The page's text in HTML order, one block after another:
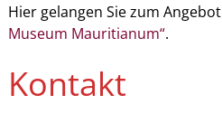
Hier gelangen Sie zum Angebot
Museum Mauritianum“.
Kontakt